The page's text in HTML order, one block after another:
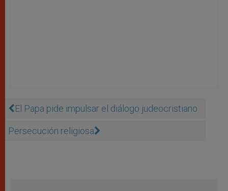
El Papa pide impulsar el diálogo judeocristiano
Persecución religiosa